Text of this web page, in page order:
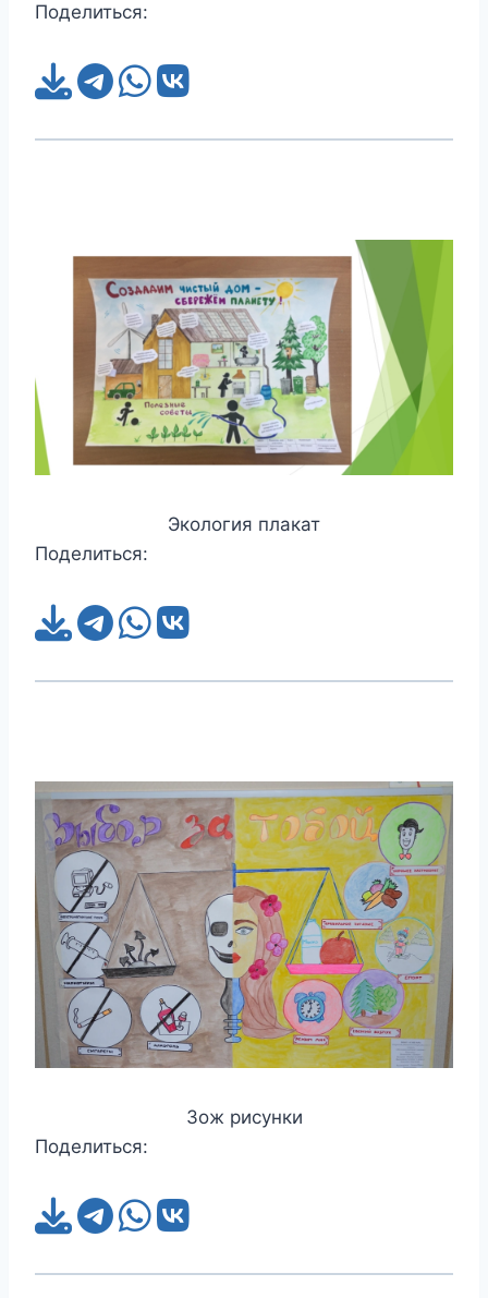
Поделиться:
Экология плакат
Поделиться:
Зож рисунки
Поделиться: